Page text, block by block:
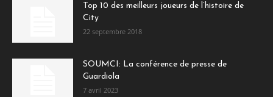
Top 10 des meilleurs joueurs de l’histoire de
City
22 septembre 2018
SOUMCI: La conférence de presse de
Guardiola
7 avril 2023